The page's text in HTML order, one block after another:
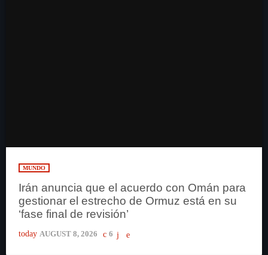
MUNDO
Irán anuncia que el acuerdo con Omán para
gestionar el estrecho de Ormuz está en su
‘fase final de revisión’
today AUGUST 8, 2026 6